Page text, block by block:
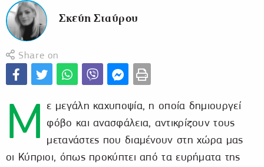
Σκεύη Σταύρου
Share on
Μ ε μεγάλη καχυποψία, η οποία δημιουργεί
φόβο και ανασφάλεια, αντικρίζουν τους
μετανάστες που διαμένουν στη χώρα μας
οι Κύπριοι, όπως προκύπτει από τα ευρήματα της